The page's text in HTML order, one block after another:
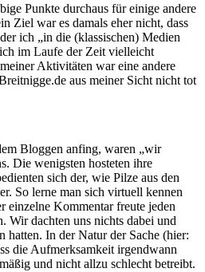
Punkte durchaus für einige andere
Ziel war es damals eher nicht, dass
ich „in die (klassischen) Medien
im Laufe der Zeit vielleicht
Aktivitäten war eine andere
aus meiner Sicht nicht tot
Bloggen anfing, waren „wir
Die wenigsten hosteten ihre
sich der, wie Pilze aus den
So lerne man sich virtuell kennen
einzelne Kommentar freute jeden
Wir dachten uns nichts dabei und
hatten. In der Natur der Sache (hier:
die Aufmerksamkeit irgendwann
und nicht allzu schlecht betreibt.